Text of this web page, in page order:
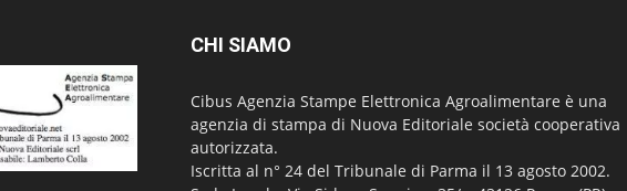
CHI SIAMO
Cibus Agenzia Stampe Elettronica Agroalimentare è una
agenzia di stampa di Nuova Editoriale società cooperativa
autorizzata.
Iscritta al n° 24 del Tribunale di Parma il 13 agosto 2002.